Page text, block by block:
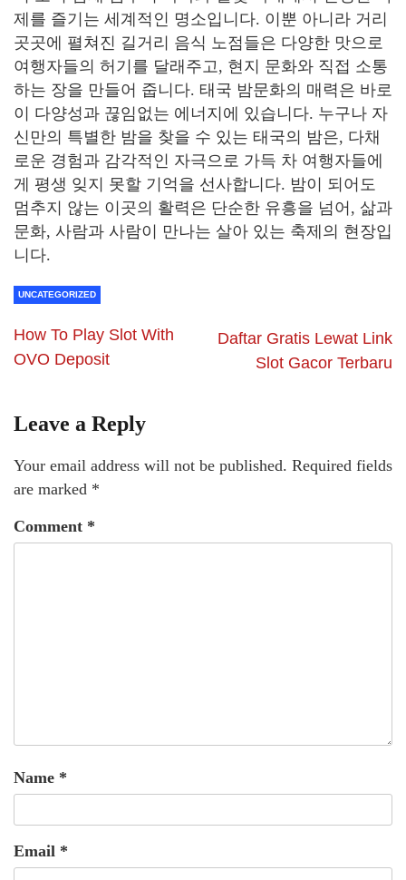
제를 즐기는 세계적인 명소입니다. 이뿐 아니라 거리
곳곳에 펼쳐진 길거리 음식 노점들은 다양한 맛으로
여행자들의 허기를 달래주고, 현지 문화와 직접 소통
하는 장을 만들어 줍니다. 태국 밤문화의 매력은 바로
이 다양성과 끊임없는 에너지에 있습니다. 누구나 자
신만의 특별한 밤을 찾을 수 있는 태국의 밤은, 다채
로운 경험과 감각적인 자극으로 가득 차 여행자들에
게 평생 잊지 못할 기억을 선사합니다. 밤이 되어도
멈추지 않는 이곳의 활력은 단순한 유흥을 넘어, 삶과
문화, 사람과 사람이 만나는 살아 있는 축제의 현장입
니다.
UNCATEGORIZED
How To Play Slot With
OVO Deposit
Daftar Gratis Lewat Link
Slot Gacor Terbaru
Leave a Reply
Your email address will not be published. Required fields
are marked *
Comment *
Name *
Email *